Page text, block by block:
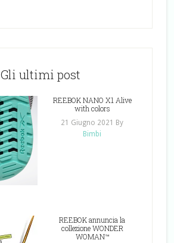
Gli ultimi post
REEBOK NANO X1 Alive
with colors
21 Giugno 2021
By
Bimbi
REEBOK annuncia la
collezione WONDER
WOMAN™